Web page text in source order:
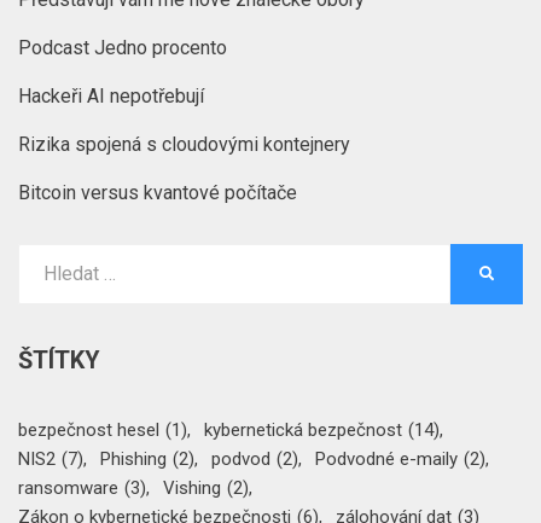
Podcast Jedno procento
Hackeři AI nepotřebují
Rizika spojená s cloudovými kontejnery
Bitcoin versus kvantové počítače
ŠTÍTKY
bezpečnost hesel (1) kybernetická bezpečnost (14)
NIS2 (7) Phishing (2) podvod (2) Podvodné e-maily (2)
ransomware (3) Vishing (2)
Zákon o kybernetické bezpečnosti (6) zálohování dat (3)